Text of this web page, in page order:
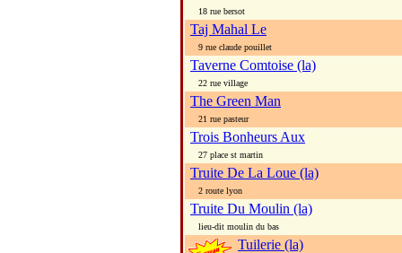
18 rue bersot
Taj Mahal Le
9 rue claude pouillet
Taverne Comtoise (la)
22 rue village
The Green Man
21 rue pasteur
Trois Bonheurs Aux
27 place st martin
Truite De La Loue (la)
2 route lyon
Truite Du Moulin (la)
lieu-dit moulin du bas
Tuilerie (la)